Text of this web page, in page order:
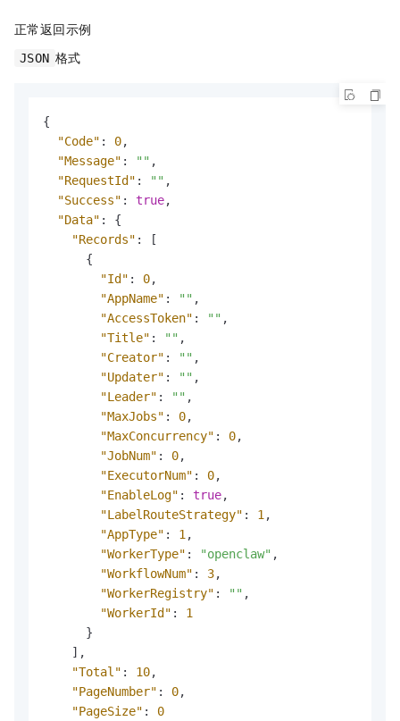
正常返回示例
JSON 格式
{
"Code" : 0,
"Message" : "" ,
"RequestId" : "" ,
"Success" : true,
"Data" :
{
"Records" :
[
{
"Id" : 0,
"AppName" : "" ,
"AccessToken" : "" ,
"Title" : "" ,
"Creator" : "" ,
"Updater" : "" ,
"Leader" : "" ,
"MaxJobs" : 0,
"MaxConcurrency" : 0,
"JobNum" : 0,
"ExecutorNum" : 0,
"EnableLog" : true,
"LabelRouteStrategy" : 1 ,
"AppType" : 1 ,
"WorkerType" : "openclaw" ,
"WorkflowNum" : 3,
"WorkerRegistry" : "" ,
"WorkerId" :
1
}
] ,
"Total" : 10,
"PageNumber" : 0,
"PageSize" : 0